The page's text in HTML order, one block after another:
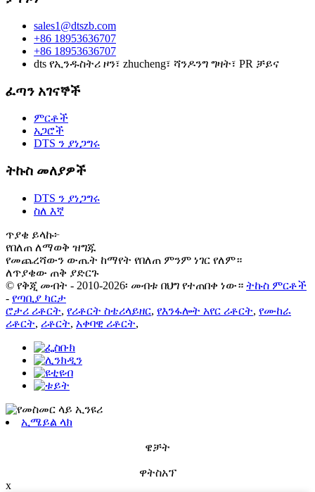
sales1@dtszb.com
+86 18953636707
+86 18953636707
dts የኢንዱስትሪ ዞን፣ zhucheng፣ ሻንዶንግ ግዛት፣ PR ቻይና
ፈጣን አገናኞች
ምርቶች
አጋሮች
DTS ን ያነጋግሩ
ትኩስ መለያዎች
DTS ን ያነጋግሩ
ስለ እኛ
ጥያቄ ይላኩ፦
የበለጠ ለማወቅ ዝግጁ
የመጨረሻውን ውጤት ከማየት የበለጠ ምንም ነገር የለም።
ለጥያቄው ጠቅ ያድርጉ
© የቅጂ መብት - 2010-2026፡ መብቱ በህግ የተጠበቀ ነው። ትኩስ ምርቶች
- የጣቢያ ካርታ
ሮታሪ ሪቶርት, የሪቶርት ስቴሪላይዘር, የእንፋሎት አየር ሪቶርት, የሙከራ
ሪቶርት, ሪቶርት, አቀባዊ ሪቶርት,
ኢሜይል ላክ
ዌቻት
ዋትስአፕ
x